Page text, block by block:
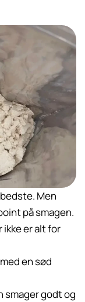
Men
på smagen.
ikke er alt for
en sød
smager godt og